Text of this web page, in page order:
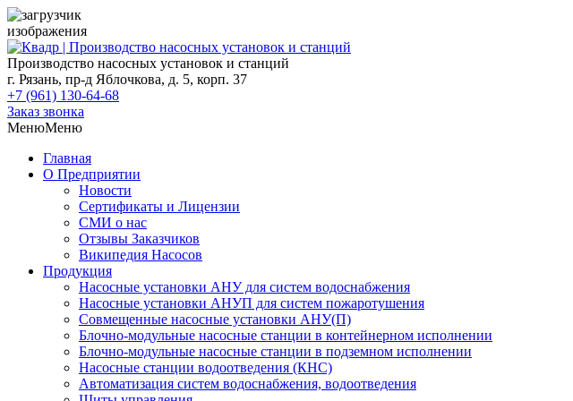
Skip
to
content
Производство насосных установок и станций
г. Рязань, пр-д Яблочкова, д. 5, корп. 37
+7 (961) 130-64-68
Заказ звонка
МенюМеню
Главная
О Предприятии
Новости
Сертификаты и Лицензии
СМИ о нас
Отзывы Заказчиков
Википедия Насосов
Продукция
Насосные установки АНУ для систем водоснабжения
Насосные установки АНУП для систем пожаротушения
Совмещенные насосные установки АНУ(П)
Блочно-модульные насосные станции в контейнерном исполнении
Блочно-модульные насосные станции в подземном исполнении
Насосные станции водоотведения (КНС)
Автоматизация систем водоснабжения, водоотведения